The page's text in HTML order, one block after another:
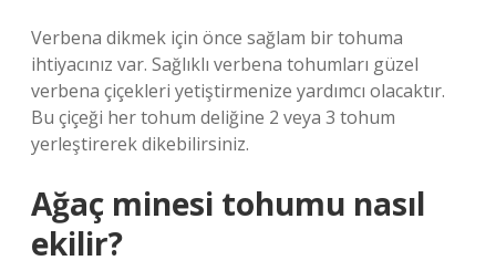
Verbena dikmek için önce sağlam bir tohuma
ihtiyacınız var. Sağlıklı verbena tohumları güzel
verbena çiçekleri yetiştirmenize yardımcı olacaktır.
Bu çiçeği her tohum deliğine 2 veya 3 tohum
yerleştirerek dikebilirsiniz.
Ağaç minesi tohumu nasıl
ekilir?